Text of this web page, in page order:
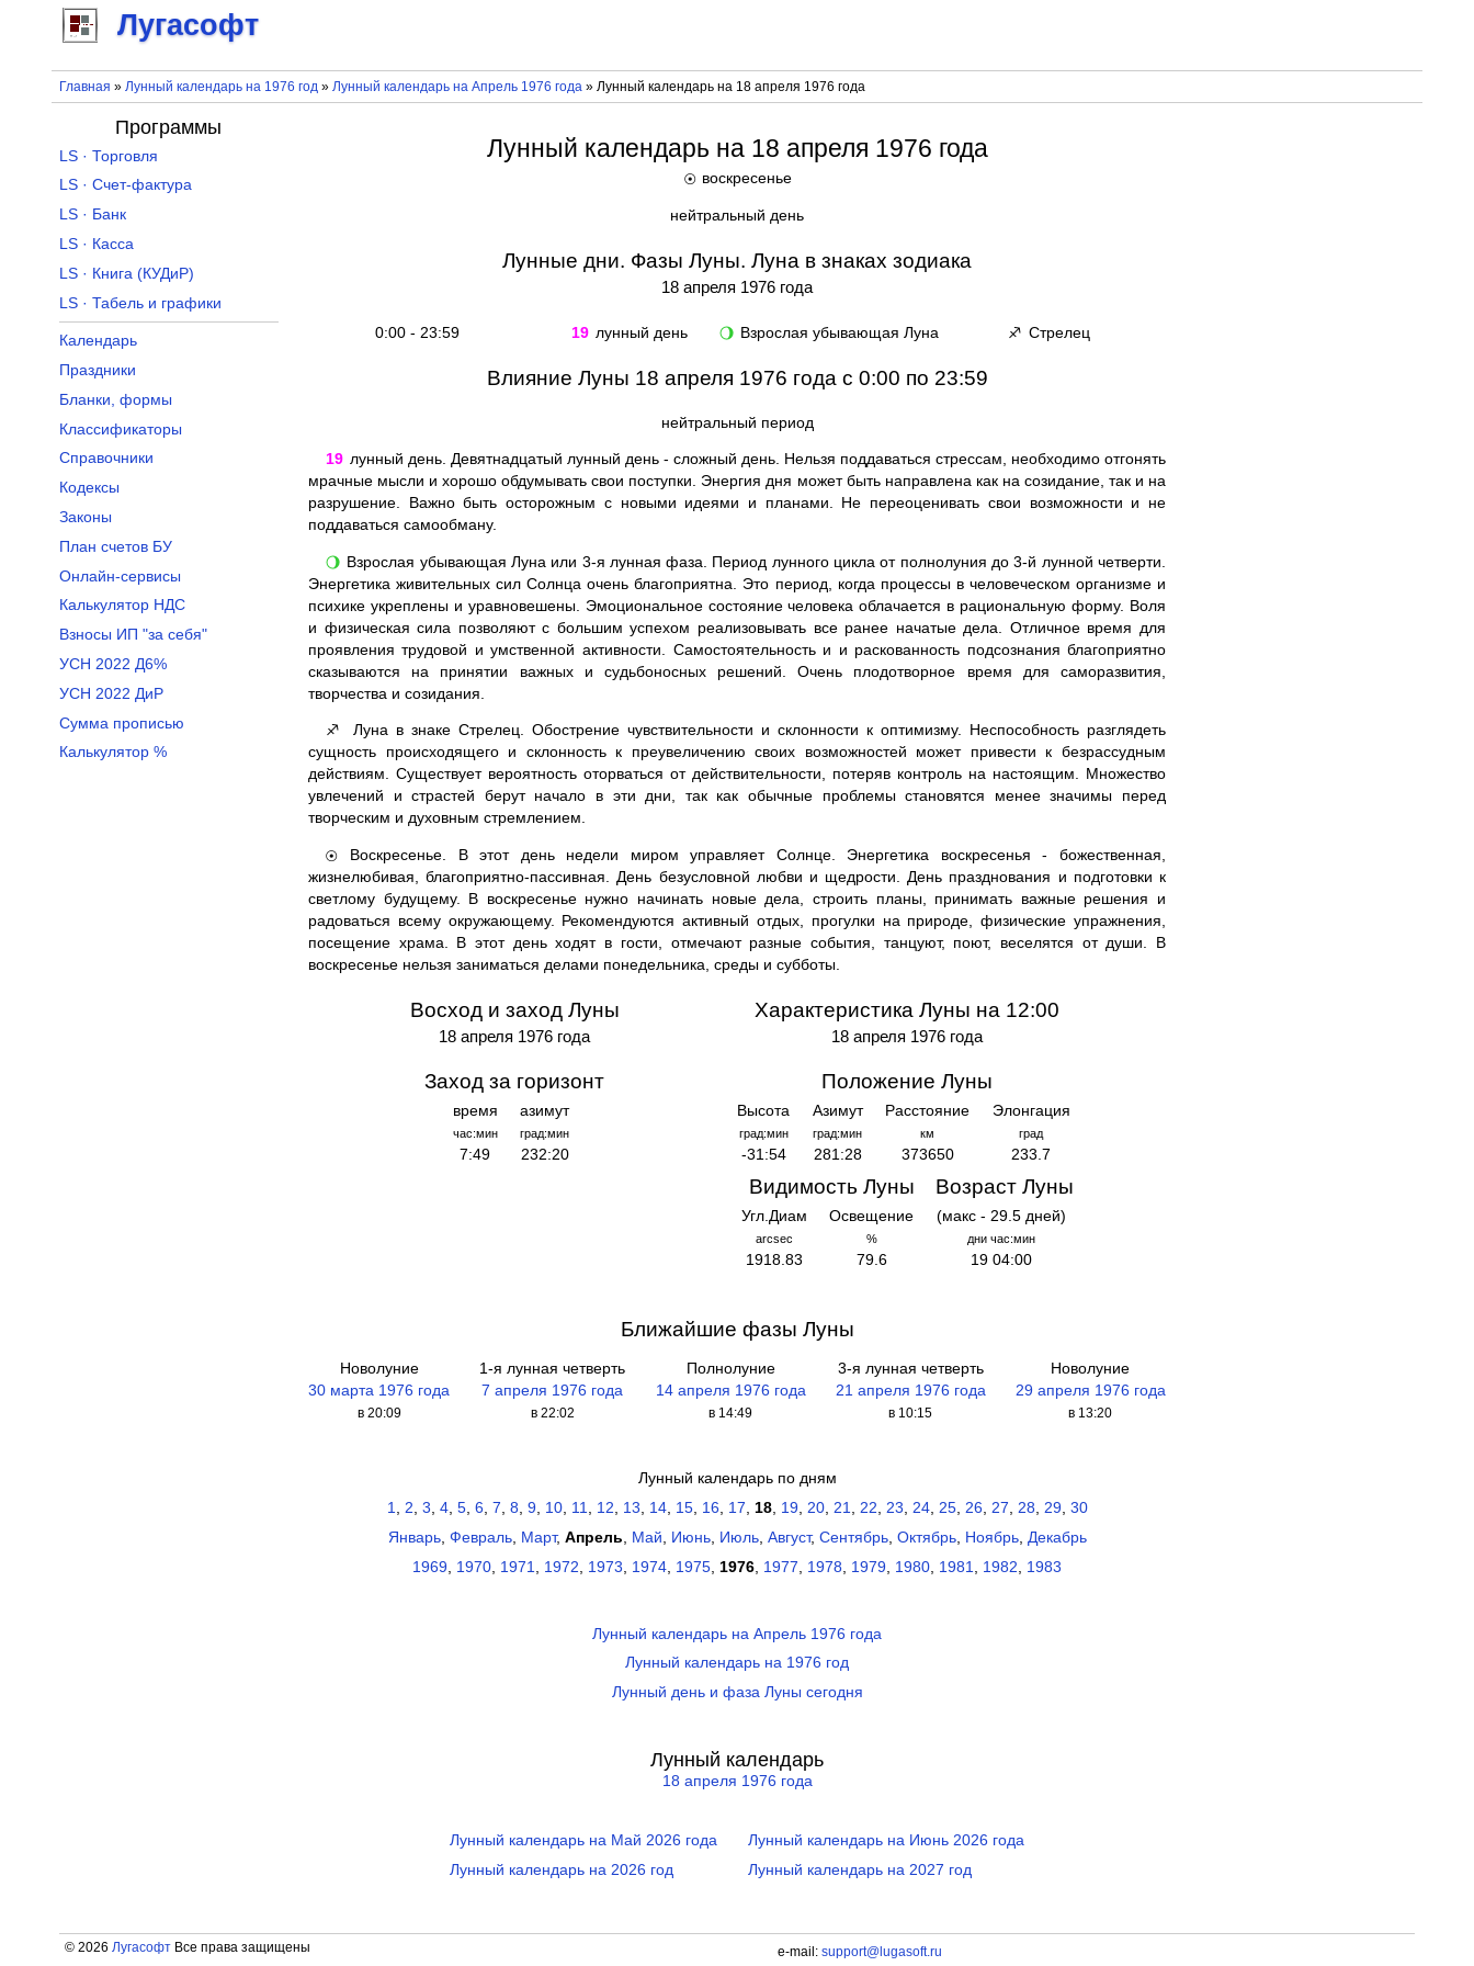
Лугасофт
Главная » Лунный календарь на 1976 год» Лунный календарь на Апрель 1976 года» Лунный календарь на 18 апреля 1976 года
Лунный календарь на 18 апреля 1976 года
☉ воскресенье
нейтральный день
Лунные дни. Фазы Луны. Луна в знаках зодиака
18 апреля 1976 года
0:00 - 23:59 19 лунный день 🌖 Взрослая убывающая Луна ♐ Стрелец
Влияние Луны 18 апреля 1976 года с 0:00 по 23:59
нейтральный период
19 лунный день. Девятнадцатый лунный день - сложный день. Нельзя поддаваться стрессам, необходимо отгонять
мрачные мысли и хорошо обдумывать свои поступки. Энергия дня может быть направлена как на созидание, так и на
разрушение. Важно быть осторожным с новыми идеями и планами. Не переоценивать свои возможности и не
поддаваться самообману.
🌖 Взрослая убывающая Луна или 3-я лунная фаза. Период лунного цикла от полнолуния до 3-й лунной четверти.
Энергетика живительных сил Солнца очень благоприятна. Это период, когда процессы в человеческом организме и
психике укреплены и уравновешены. Эмоциональное состояние человека облачается в рациональную форму. Воля
и физическая сила позволяют с большим успехом реализовывать все ранее начатые дела. Отличное время для
проявления трудовой и умственной активности. Самостоятельность и и раскованность подсознания благоприятно
сказываются на принятии важных и судьбоносных решений. Очень плодотворное время для саморазвития,
творчества и созидания.
♐
Луна в знаке Стрелец. Обострение чувствительности и склонности к оптимизму. Неспособность разглядеть
сущность происходящего и склонность к преувеличению своих возможностей может привести к безрассудным
действиям. Существует вероятность оторваться от действительности, потеряв контроль на настоящим. Множество
увлечений и страстей берут начало в эти дни, так как обычные проблемы становятся менее значимы перед
творческим и духовным стремлением.
☉
Воскресенье. В этот день недели миром управляет Солнце. Энергетика воскресенья - божественная,
жизнелюбивая, благоприятно-пассивная. День безусловной любви и щедрости. День празднования и подготовки к
светлому будущему. В воскресенье нужно начинать новые дела, строить планы, принимать важные решения и
радоваться всему окружающему. Рекомендуются активный отдых, прогулки на природе, физические упражнения,
посещение храма. В этот день ходят в гости, отмечают разные события, танцуют, поют, веселятся от души. В
воскресенье нельзя заниматься делами понедельника, среды и субботы.
Восход и заход Луны
18 апреля 1976 года
Заход за горизонт
время
час:мин
7:49
азимут
град:мин
232:20
Характеристика Луны на 12:00
18 апреля 1976 года
Положение Луны
Высота
град:мин
-31:54
Азимут
град:мин
281:28
Расстояние
км
373650
Элонгация
град
233.7
Видимость Луны
Угл.Диам
arcsec
1918.83
Освещение
%
79.6
Возраст Луны
(макс - 29.5 дней)
дни час:мин
19 04:00
Ближайшие фазы Луны
Новолуние
30 марта 1976 года
в 20:09
1-я лунная четверть
7 апреля 1976 года
в 22:02
Полнолуние
14 апреля 1976 года
в 14:49
3-я лунная четверть
21 апреля 1976 года
в 10:15
Новолуние
29 апреля 1976 года
в 13:20
Лунный календарь по дням
1, 2, 3, 4, 5, 6, 7, 8, 9, 10, 11, 12, 13, 14, 15, 16, 17, 18, 19, 20, 21, 22, 23, 24, 25, 26, 27, 28, 29, 30
Январь, Февраль, Март, Апрель Май Июнь, Июль, Август, Сентябрь, Октябрь, Ноябрь, Декабрь
1969 1970 1971 1972 1973 1974 1975 1976 1977 1978 1979 1980 1981 1982 1983
Лунный календарь на Апрель 1976 года
Лунный календарь на 1976 год
Лунный день и фаза Луны сегодня
Лунный календарь
18 апреля 1976 года
Лунный календарь на Май 2026 года
Лунный календарь на 2026 год
Лунный календарь на Июнь 2026 года
Лунный календарь на 2027 год
Программы
LS · Торговля
LS · Счет-фактура
LS · Банк
LS · Касса
LS · Книга (КУДиР)
LS · Табель и графики
Календарь
Праздники
Бланки, формы
Классификаторы
Справочники
Кодексы
Законы
План счетов БУ
Онлайн-сервисы
Калькулятор НДС
Взносы ИП "за себя"
УСН 2022 Д6%
УСН 2022 ДиР
Сумма прописью
Калькулятор %
© 2026 ЛугасофтВсе права защищены e-mail: support@lugasoft.ru